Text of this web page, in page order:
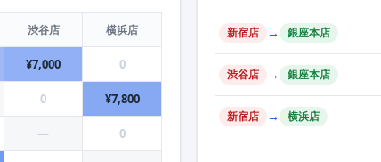
渋谷店 横浜店
¥7,000 0
0 ¥7,800
— 0
新宿店 → 銀座本店
渋谷店 → 銀座本店
新宿店 → 横浜店